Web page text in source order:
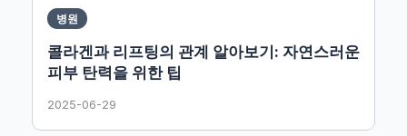
병원
콜라겐과 리프팅의 관계 알아보기: 자연스러운
피부 탄력을 위한 팁
2025-06-29